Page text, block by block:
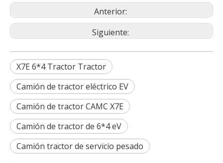
Anterior:
Siguiente:
X7E 6*4 Tractor Tractor
Camión de tractor eléctrico EV
Camión de tractor CAMC X7E
Camión de tractor de 6*4 eV
Camión tractor de servicio pesado